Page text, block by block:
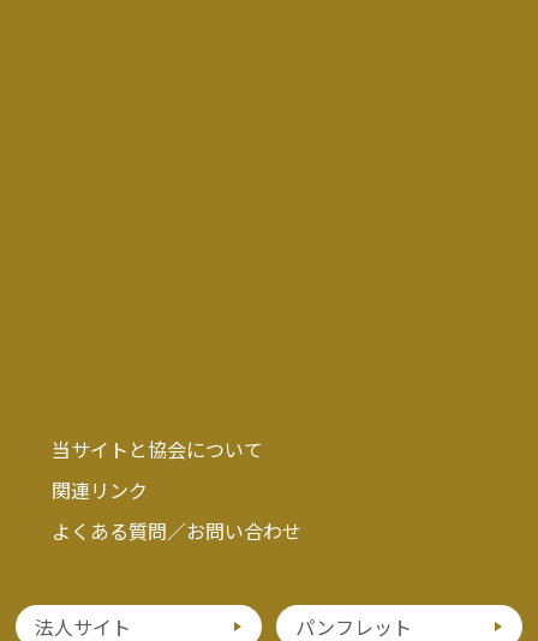
当サイトと協会について
関連リンク
よくある質問／お問い合わせ
法人サイト パンフレット